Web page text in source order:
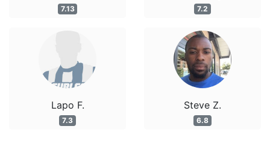
7.13
Lapo F.
7.3
7.2
Steve Z.
6.8